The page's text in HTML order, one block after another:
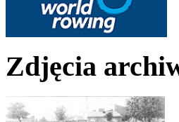
Zdjęcia